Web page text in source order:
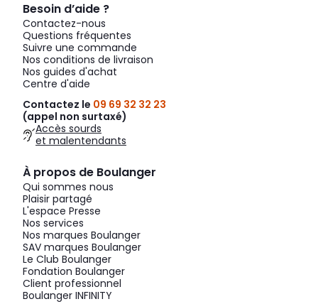
Besoin d’aide ?
Contactez-nous
Questions fréquentes
Suivre une commande
Nos conditions de livraison
Nos guides d'achat
Centre d'aide
Contactez le 09 69 32 32 23
(appel non surtaxé)
Accès sourds
et malentendants
À propos de Boulanger
Qui sommes nous
Plaisir partagé
L'espace Presse
Nos services
Nos marques Boulanger
SAV marques Boulanger
Le Club Boulanger
Fondation Boulanger
Client professionnel
Boulanger INFINITY